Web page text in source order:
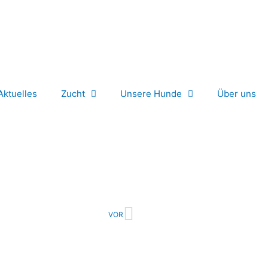
Zucht Unsere Hunde Über uns
VOR Nächster